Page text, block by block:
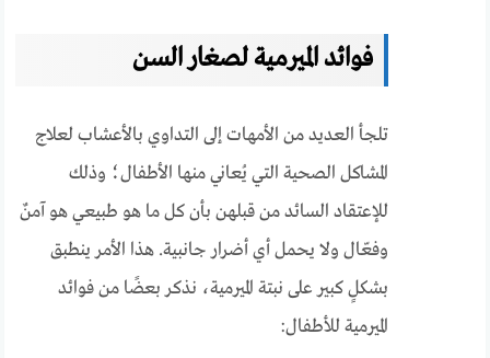
فوائد الميرمية لصغار السن
تلجأ العديد من الأمهات إلى التداوي بالأعشاب لعلاج
المشاكل الصحية التي يُعاني منها الأطفال؛ وذلك
للإعتقاد السائد من قبلهن بأن كل ما هو طبيعي هو آمنٌ
وفعّال ولا يحمل أي أضرار جانبية. هذا الأمر ينطبق
بشكلٍ كبير على نبتة الميرمية، نذكر بعضًا من فوائد
الميرمية للأطفال: